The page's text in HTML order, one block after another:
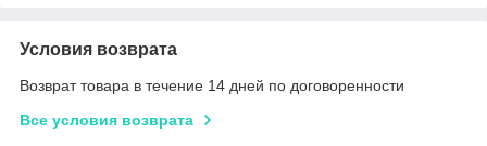
Условия возврата
Возврат товара в течение 14 дней по договоренности
Все условия возврата